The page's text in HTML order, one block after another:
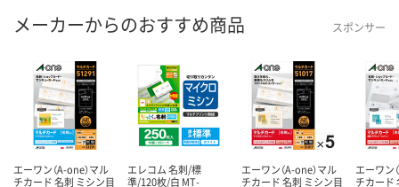
メーカーからのおすすめ商品 スポンサー
エーワン（A-one）マル
チカード 名刺 ミシン目
エレコム 名刺/標
準/120枚/白 MT-
エーワン（A-one）マル
チカード 名刺 ミシン目
エーワン
チカード